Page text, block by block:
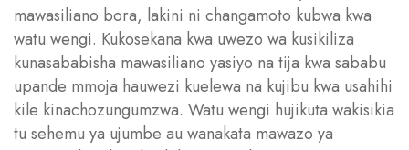
mawasiliano bora, lakini ni changamoto kubwa kwa
watu wengi. Kukosekana kwa uwezo wa kusikiliza
kunasababisha mawasiliano yasiyo na tija kwa sababu
upande mmoja hauwezi kuelewa na kujibu kwa usahihi
kile kinachozungumzwa. Watu wengi hujikuta wakisikia
tu sehemu ya ujumbe au wanakata mawazo ya